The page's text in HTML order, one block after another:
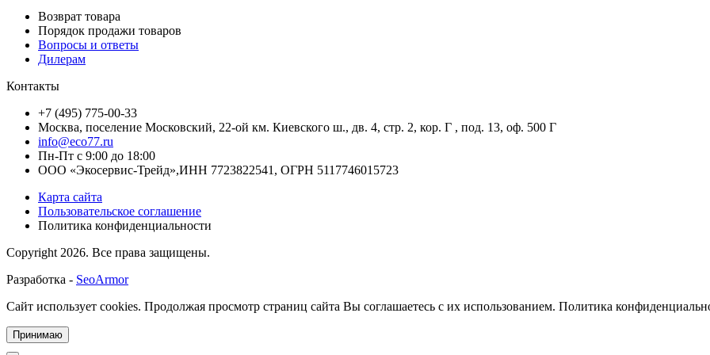
Возврат товара
Порядок продажи товаров
Вопросы и ответы
Дилерам
Контакты
+7 (495) 775-00-33
Москва, поселение Московский, 22-ой км. Киевского ш., дв. 4, стр. 2, кор. Г , под. 13, оф. 500 Г
info@eco77.ru
Пн-Пт с 9:00 до 18:00
ООО «Экосервис-Трейд»,ИНН 7723822541, ОГРН 5117746015723
Карта сайта
Пользовательское соглашение
Политика конфиденциальности
Copyright 2026. Все права защищены.
Разработка - SeoArmor
Сайт использует cookies. Продолжая просмотр страниц сайта Вы соглашаетесь с их использованием. Политика
Принимаю